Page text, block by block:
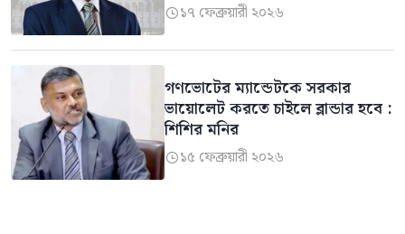
১৭ ফেব্রুয়ারী ২০২৬
গণভোটের ম্যান্ডেটকে সরকার
ভায়োলেট করতে চাইলে ব্লান্ডার হবে :
শিশির মনির
১৫ ফেব্রুয়ারী ২০২৬